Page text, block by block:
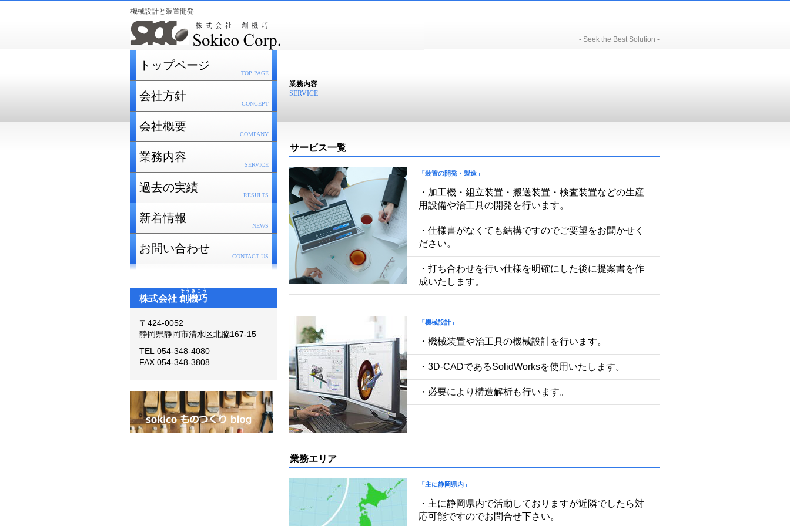
機械設計と装置開発
- Seek the Best Solution -
業務内容
SERVICE
サービス一覧
「装置の開発・製造」
・加工機・組立装置・搬送装置・検査装置などの生産
用設備や治工具の開発を行います。
・仕様書がなくても結構ですのでご要望をお聞かせく
ださい。
・打ち合わせを行い仕様を明確にした後に提案書を作
成いたします。
「機械設計」
・機械装置や治工具の機械設計を行います。
・3D-CADであるSolidWorksを使用いたします。
・必要により構造解析も行います。
業務エリア
「主に静岡県内」
・主に静岡県内で活動しておりますが近隣でしたら対
応可能ですのでお問合せ下さい。
トップページ
TOP PAGE
会社方針
CONCEPT
会社概要
COMPANY
業務内容
SERVICE
過去の実績
RESULTS
新着情報
NEWS
お問い合わせ
CONTACT US
株式会社 創機巧
そうきこう
〒424-0052
静岡県静岡市清水区北脇167-15
TEL 054-348-4080
FAX 054-348-3808